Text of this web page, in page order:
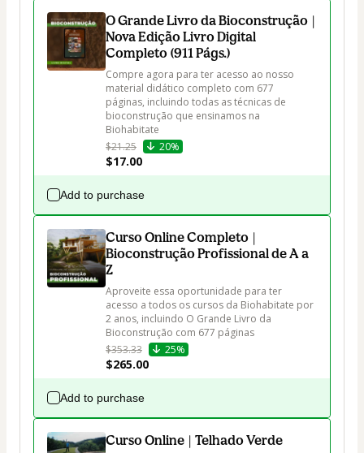
O Grande Livro da Bioconstrução |
Nova Edição Livro Digital
Completo (911 Págs.)
Compre agora para ter acesso ao nosso
material didático completo com 677
páginas, incluindo todas as técnicas de
bioconstrução que ensinamos na
Biohabitate
$21.25
20%
$17.00
Add to purchase
Curso Online Completo |
Bioconstrução Profissional de A a
Z
Aproveite essa oportunidade para ter
acesso a todos os cursos da Biohabitate por
2 anos, incluindo O Grande Livro da
Bioconstrução com 677 páginas
$353.33
25%
$265.00
Add to purchase
Curso Online | Telhado Verde